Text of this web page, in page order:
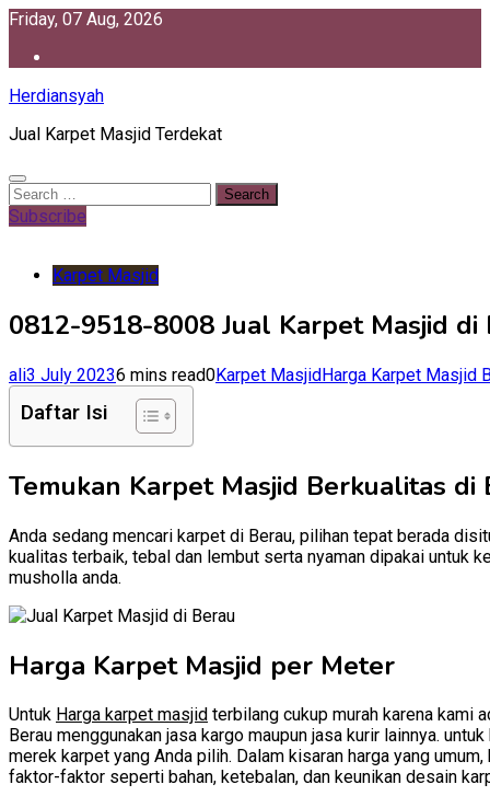
Skip
content
Friday, 07 Aug, 2026
Herdiansyah
Jual Karpet Masjid Terdekat
Search
for:
Subscribe
Karpet Masjid
0812-9518-8008 Jual Karpet Masjid di
ali3 July 20236 mins read0Karpet MasjidHarga Karpet Masjid
Daftar Isi
Temukan Karpet Masjid Berkualitas di
Anda sedang mencari karpet di Berau, pilihan tepat berada
kualitas terbaik, tebal dan lembut serta nyaman dipakai untuk
musholla anda.
Harga Karpet Masjid per Meter
Untuk Harga karpet masjid terbilang cukup murah karena kami
Berau menggunakan jasa kargo maupun jasa kurir lainnya.
merek karpet yang Anda pilih. Dalam kisaran harga yang
faktor-faktor seperti bahan, ketebalan, dan keunikan desain